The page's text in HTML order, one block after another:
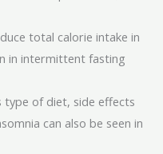
total calorie intake in
in intermittent fasting
type of diet, side effects
can also be seen in